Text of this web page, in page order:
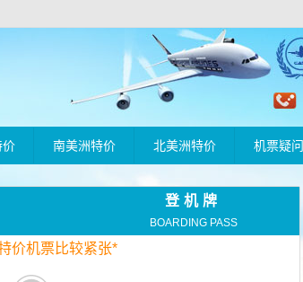
价 南美洲特价 北美洲特价 机票疑问
登机牌
BOARDING PASS
价机票比较紧张*